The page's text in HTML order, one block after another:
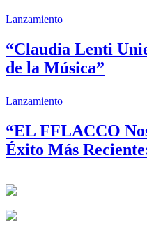
Lanzamiento
“Claudia Lenti
de la Música”
Lanzamiento
“EL FFLACCO
Éxito Más